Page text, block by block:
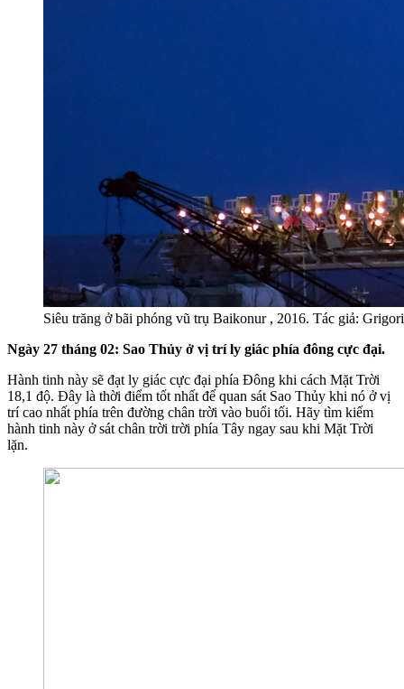
Siêu trăng ở bãi phóng vũ trụ Baikonur , 2016. Tác giả:
Ngày 27 tháng 02: Sao Thủy ở vị trí ly giác phía đông cực đại.
Hành tinh này sẽ đạt ly giác cực đại phía Đông khi cách Mặt Trời
18,1 độ. Đây là thời điểm tốt nhất để quan sát Sao Thủy khi nó ở vị
trí cao nhất phía trên đường chân trời vào buổi tối. Hãy tìm kiếm
hành tinh này ở sát chân trời trời phía Tây ngay sau khi Mặt Trời
lặn.